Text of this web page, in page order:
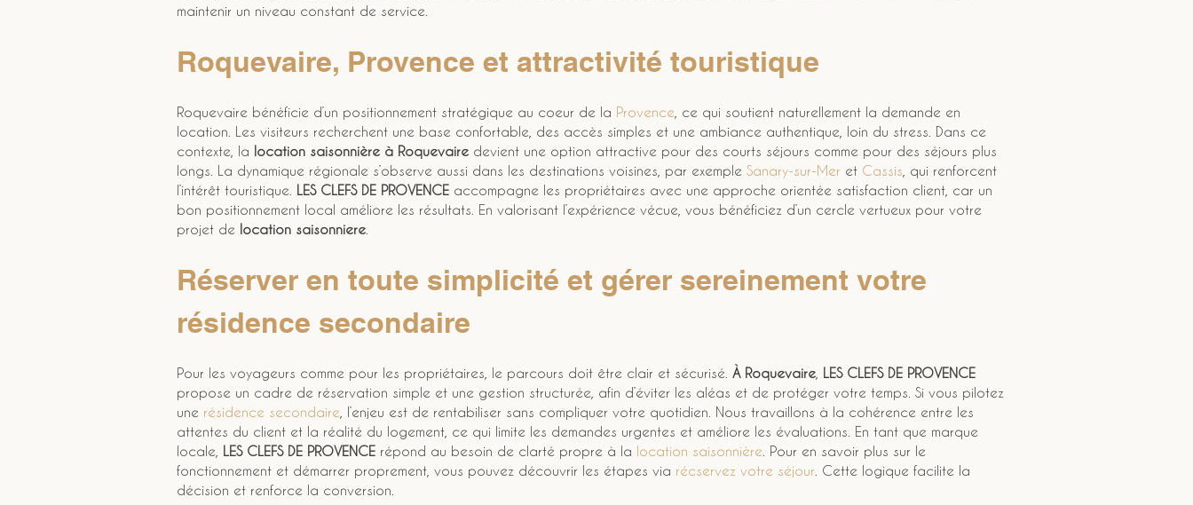
maintenir un niveau constant de service.
Roquevaire, Provence et attractivité touristique
Roquevaire bénéficie d’un positionnement stratégique au coeur de la Provence , ce qui soutient naturellement la demande en
location. Les visiteurs recherchent une base confortable, des accès simples et une ambiance authentique, loin du stress. Dans ce
contexte, la location saisonnière à Roquevaire devient une option attractive pour des courts séjours comme pour des séjours plus
longs. La dynamique régionale s’observe aussi dans les destinations voisines, par exemple Sanary-sur-Mer et Cassis , qui renforcent
l’intérêt touristique. LES CLEFS DE PROVENCE accompagne les propriétaires avec une approche orientée satisfaction client, car un
bon positionnement local améliore les résultats. En valorisant l’expérience vécue, vous bénéficiez d’un cercle vertueux pour votre
projet de location saisonniere
Réserver en toute simplicité et gérer sereinement votre
résidence secondaire
Pour les voyageurs comme pour les propriétaires, le parcours doit être clair et sécurisé. À Roquevaire LES CLEFS DE PROVENCE
propose un cadre de réservation simple et une gestion structurée, afin d’éviter les aléas et de protéger votre temps. Si vous pilotez
une résidence secondaire , l’enjeu est de rentabiliser sans compliquer votre quotidien. Nous travaillons à la cohérence entre les
attentes du client et la réalité du logement, ce qui limite les demandes urgentes et améliore les évaluations. En tant que marque
locale, LES CLEFS DE PROVENCE répond au besoin de clarté propre à la location saisonnière . Pour en savoir plus sur le
fonctionnement et démarrer proprement, vous pouvez découvrir les étapes via récservez votre séjour . Cette logique facilite la
décision et renforce la conversion.